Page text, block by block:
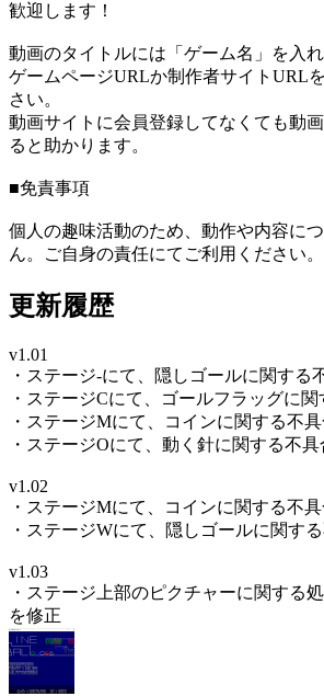
歓迎します！
動画のタイトルには「ゲーム名」を入
ゲームページURLか制作者サイトURL
さい。
動画サイトに会員登録してなくても動
ると助かります。
■免責事項
個人の趣味活動のため、動作や内容に
ん。ご自身の責任にてご利用ください。
更新履歴
v1.01
・ステージ-にて、隠しゴールに関する
・ステージCにて、ゴールフラッグに
・ステージMにて、コインに関する不
・ステージOにて、動く針に関する不
v1.02
・ステージMにて、コインに関する不
・ステージWにて、隠しゴールに関す
v1.03
・ステージ上部のピクチャーに関する
を修正